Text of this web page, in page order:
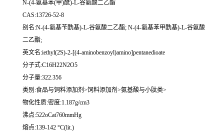
N-(4-氨基苯(甲)酰)-L-谷氨酸二乙酯
CAS:13726-52-8
别名:N-(4-氨基苄酰基)-L-谷氨酸二乙酯; N-(4-氨基苯甲酰基)-L-谷氨酸
二乙酯;
英文名:iethyl(2S)-2-[(4-aminobenzoyl)amino]pentanedioate
分子式:C16H22N2O5
分子量:322.356
类别:食品与饲料添加剂>饲料添加剂>氨基酸与小肽类>
物化性质:密度:1.187g/cm3
沸点:522oCat760mmHg
熔点:139-142 °C(lit.)